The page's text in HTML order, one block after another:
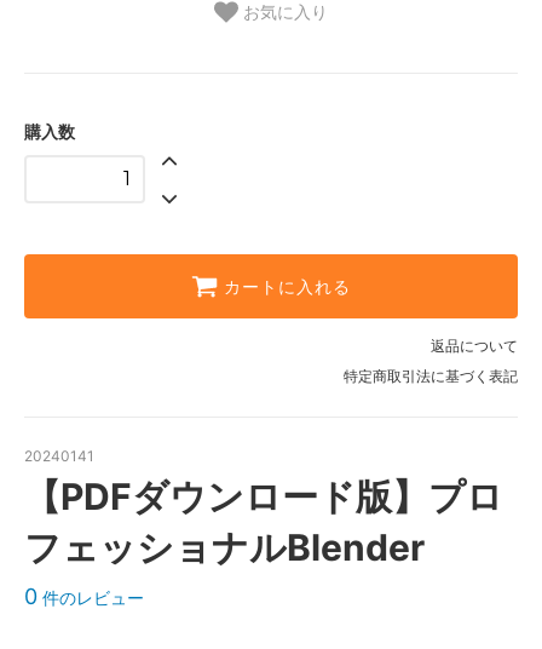
お気に入り
購入数
カートに入れる
返品について
特定商取引法に基づく表記
20240141
【PDFダウンロード版】プロ
フェッショナルBlender
0 件のレビュー